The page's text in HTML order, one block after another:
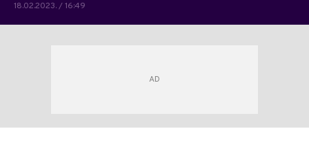
18.02.2023. / 16:49